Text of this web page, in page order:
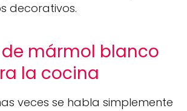
decorativos.
mármol blanco
la cocina
veces se habla simplemente